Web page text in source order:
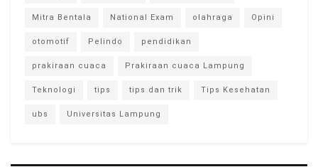
Mitra Bentala National Exam olahraga Opini
otomotif Pelindo pendidikan
prakiraan cuaca Prakiraan cuaca Lampung
Teknologi tips tips dan trik Tips Kesehatan
ubs Universitas Lampung